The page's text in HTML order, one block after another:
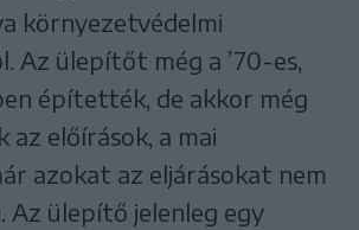
környezetvédelmi
Az ülepítőt még a ’70-es,
építették, de akkor még
az előírások, a mai
azokat az eljárásokat nem
Az ülepítő jelenleg egy